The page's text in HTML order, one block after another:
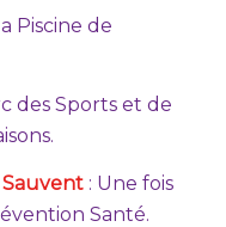
Piscine de
des Sports et de
Sauvent: Une fois
Santé.